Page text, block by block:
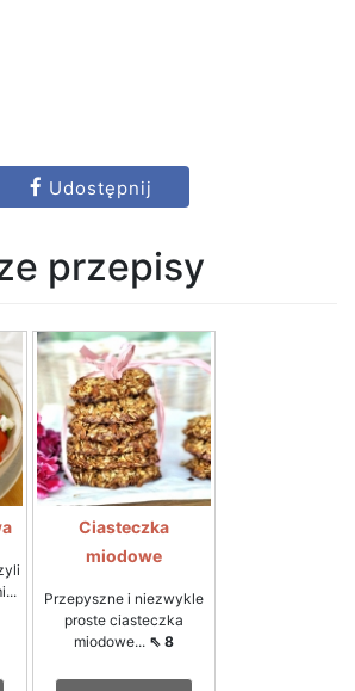
Udostępnij
przepisy
Ciasteczka
miodowe
Przepyszne i niezwykle
proste ciasteczka
miodowe... ⇖ 8